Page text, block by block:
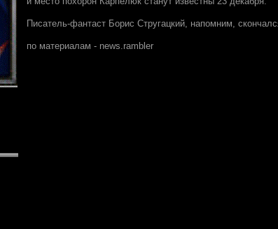
Писатель-фантаст Борис Стругацкий, напомним,
по материалам - news.rambler